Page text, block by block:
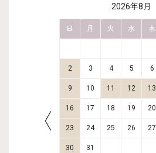
2026年8月
日 月 火 水 木
2 3 4 5 6
9 10 11 12 13
16 17 18 19 20
23 24 25 26 27
30 31